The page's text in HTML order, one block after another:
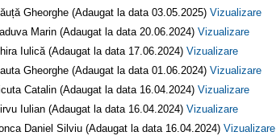
Gheorghe (Adaugat la data 03.05.2025) Vizualizare
Marin (Adaugat la data 20.06.2024) Vizualizare
Iulică (Adaugat la data 17.06.2024) Vizualizare
Gheorghe (Adaugat la data 01.06.2024) Vizualizare
Catalin (Adaugat la data 16.04.2024) Vizualizare
Iulian (Adaugat la data 16.04.2024) Vizualizare
Daniel Silviu (Adaugat la data 16.04.2024) Vizualizare